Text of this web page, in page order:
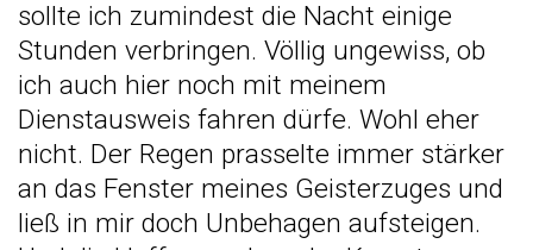
sollte ich zumindest die Nacht einige
Stunden verbringen. Völlig ungewiss, ob
ich auch hier noch mit meinem
Dienstausweis fahren dürfe. Wohl eher
nicht. Der Regen prasselte immer stärker
an das Fenster meines Geisterzuges und
ließ in mir doch Unbehagen aufsteigen.